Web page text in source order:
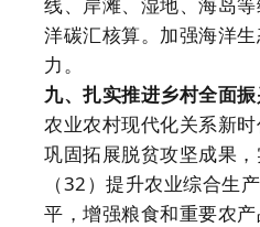
洋碳汇核算。加强海洋
力。
九、扎实推进乡村全面
农业农村现代化关系新
巩固拓展脱贫攻坚成果
（32）提升农业综合生
平，增强粮食和重要农